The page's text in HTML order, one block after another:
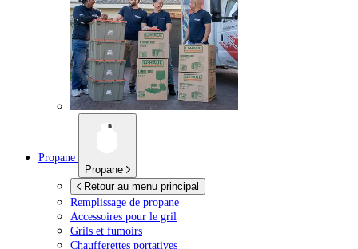
Propane
Propane
Retour au menu principal
Remplissage de propane
Accessoires pour le gril
Grils et fumoirs
Chaufferettes portatives